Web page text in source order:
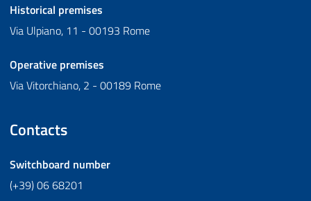
Historical premises
Via Ulpiano, 11 - 00193 Rome
Operative premises
Via Vitorchiano, 2 - 00189 Rome
Contacts
Switchboard number
(+39) 06 68201